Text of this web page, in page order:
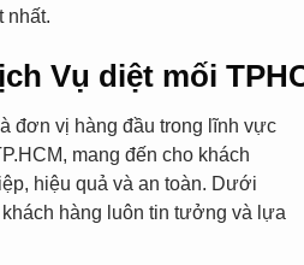
nhất.
Vụ diệt mối
đơn vị hàng đầu trong lĩnh vực
mang đến cho khách
hiệu quả và an toàn. Dưới
hàng luôn tin tưởng và lựa